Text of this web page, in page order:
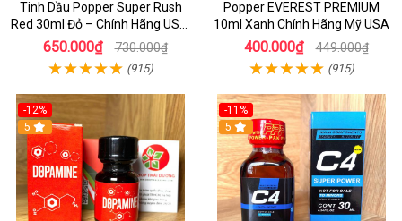
Tinh Dầu Popper Super Rush
Red 30ml Đỏ – Chính Hãng USA,
Kích Thích Mạnh, Tăng Hưng
Phấn
650.000₫ 730.000₫
(915)
Popper EVEREST PREMIUM
10ml Xanh Chính Hãng Mỹ USA
400.000₫ 449.000₫
(915)
-12%
5
-11%
5